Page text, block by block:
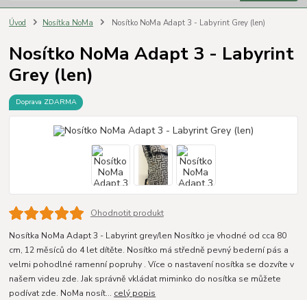
Úvod Nosítka NoMa Nosítko NoMa Adapt 3 - Labyrint Grey (len)
Nosítko NoMa Adapt 3 - Labyrint
Grey (len)
Doprava ZDARMA
Ohodnotit produkt
Nosítka NoMa Adapt 3 - Labyrint grey/len Nosítko je vhodné od cca 80
cm, 12 měsíců do 4 let dítěte. Nosítko má středně pevný bederní pás a
velmi pohodlné ramenní popruhy . Více o nastavení nosítka se dozvíte v
našem videu zde. Jak správně vkládat miminko do nosítka se můžete
podívat zde. NoMa nosít... celý popis